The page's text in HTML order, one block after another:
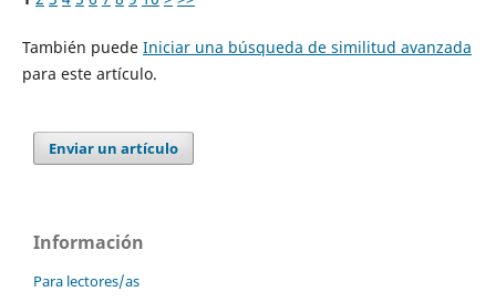
También puede Iniciar una búsqueda de similitud avanzada
para este artículo.
Enviar un artículo
Información
Para lectores/as